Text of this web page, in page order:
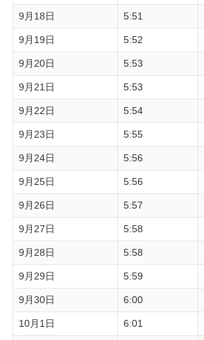
9月18日 5:51
9月19日 5:52
9月20日 5:53
9月21日 5:53
9月22日 5:54
9月23日 5:55
9月24日 5:56
9月25日 5:56
9月26日 5:57
9月27日 5:58
9月28日 5:58
9月29日 5:59
9月30日 6:00
10月1日 6:01